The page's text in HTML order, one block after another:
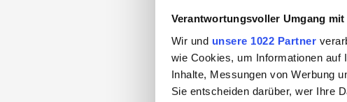
Verantwortungsvoller Umgang mit
Wir und unsere 1022 Partner
wie Cookies, um Informationen auf
Inhalte, Messungen von Werbung
Sie entscheiden darüber, wer Ihre